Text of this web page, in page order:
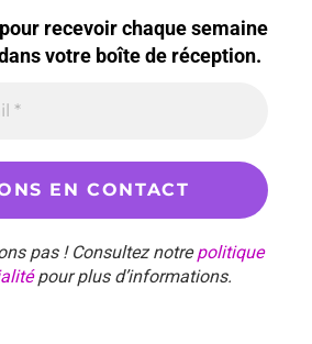
recevoir chaque semaine
votre boîte de réception.
pas ! Consultez notrepolitique
pour plus d’informations.